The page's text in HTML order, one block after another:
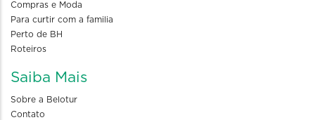
Compras e Moda
Para curtir com a familia
Perto de BH
Roteiros
Saiba Mais
Sobre a Belotur
Contato